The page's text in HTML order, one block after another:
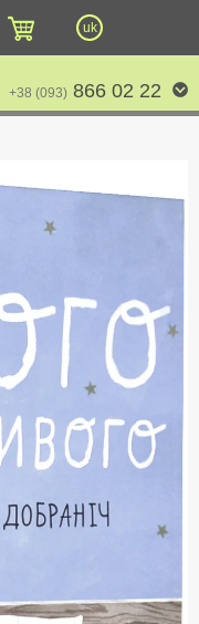
uk
+38 (093) 866 02 22